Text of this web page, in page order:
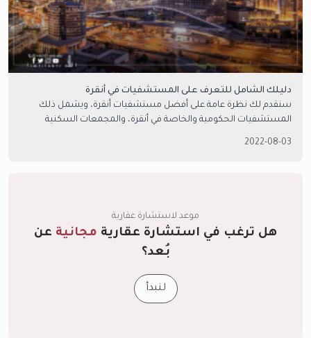
دليلك الشامل للتعرف على المستشفيات في أنقرة
سنقدم لك نظرة عامة على أفضل مستشفيات أنقرة، ويشمل ذلك
المستشفيات الحكومية والخاصة في أنقرة، والمجمعات السكنية
2022-08-03
موعد لاستشارة عقارية
هل ترغب في استشارة عقارية مجانية عن
بُعد؟
لنبدأ